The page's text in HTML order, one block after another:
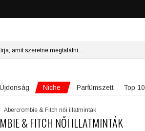
Újdonság Niche Parfümszett Top 10
Abercrombie & Fitch női illatminták
& FITCH NŐI ILLATMINTÁK